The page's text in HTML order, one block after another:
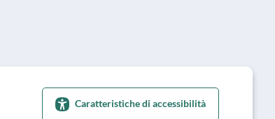
Caratteristiche di accessibilità